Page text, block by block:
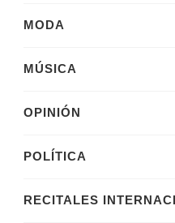
MODA
MÚSICA
OPINIÓN
POLÍTICA
RECITALES